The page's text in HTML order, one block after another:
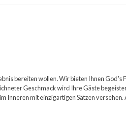
bereiten wollen. Wir bieten Ihnen
Geschmack wird Ihre Gäste
Inneren mit einzigartigen Sätzen